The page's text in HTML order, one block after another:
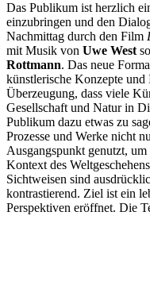
Das Publikum ist herzlich
einzubringen und den
Nachmittag durch den Film
mit Musik von Uwe West
Rottmann. Das neue
künstlerische Konzepte und
Überzeugung, dass viele
Gesellschaft und Natur in
Publikum dazu etwas zu
Prozesse und Werke nicht
Ausgangspunkt genutzt,
Kontext des
Sichtweisen sind
kontrastierend. Ziel ist ein
Perspektiven eröffnet. Die